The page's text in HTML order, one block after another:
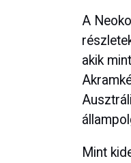
A
akik
Mint